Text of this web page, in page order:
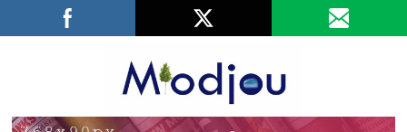
Facebook
LinkedIn